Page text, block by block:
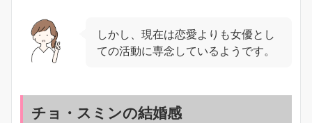
​しかし、現在は恋愛よりも女優とし
ての活動に専念しているようです。​
チョ・スミンの結婚感